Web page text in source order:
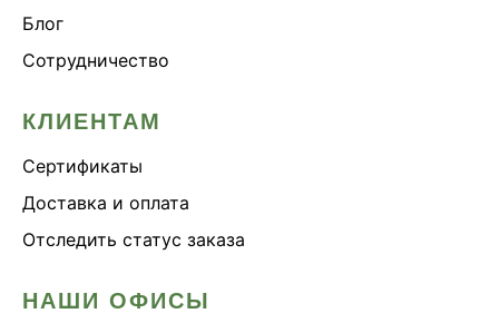
Блог
Сотрудничество
КЛИЕНТАМ
Сертификаты
Доставка и оплата
Отследить статус заказа
НАШИ ОФИСЫ